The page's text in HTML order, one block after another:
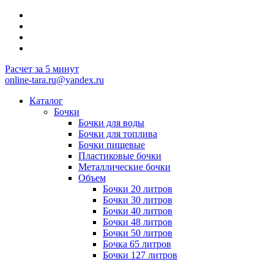
Расчет за 5 минут
online-tara.ru@yandex.ru
Каталог
Бочки
Бочки для воды
Бочки для топлива
Бочки пищевые
Пластиковые бочки
Металлические бочки
Объем
Бочки 20 литров
Бочки 30 литров
Бочки 40 литров
Бочки 48 литров
Бочки 50 литров
Бочка 65 литров
Бочки 127 литров